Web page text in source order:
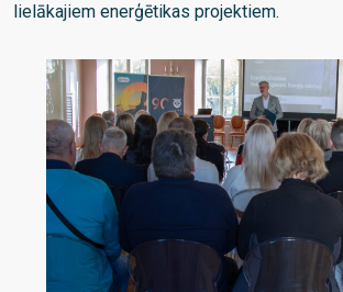
lielākajiem enerģētikas projektiem.